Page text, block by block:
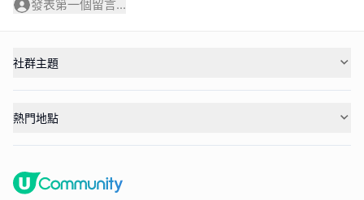
發表第一個留言...
社群主題
熱門地點